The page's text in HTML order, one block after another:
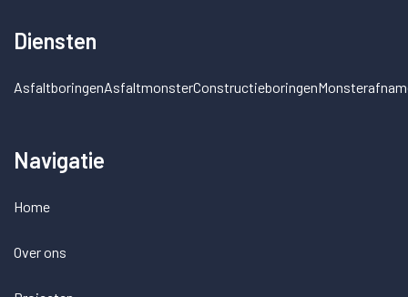
Diensten
AsfaltboringenAsfaltmonsterConstructieboringen
Navigatie
Home
Over ons